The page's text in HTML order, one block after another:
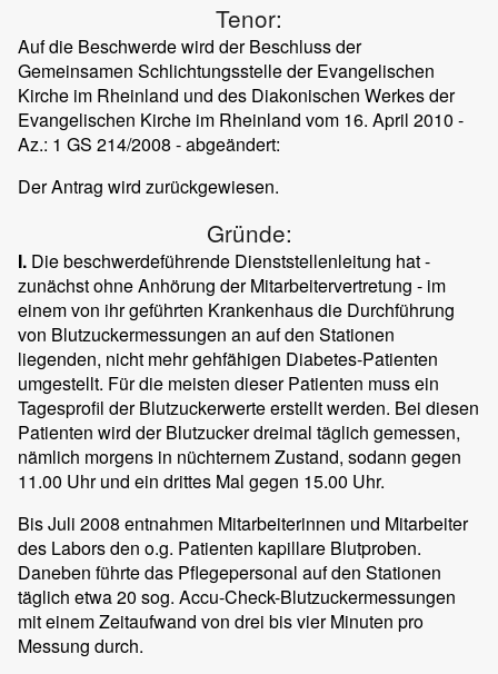
Tenor:
Auf die Beschwerde wird der Beschluss der
Gemeinsamen Schlichtungsstelle der Evangelischen
Kirche im Rheinland und des Diakonischen Werkes der
Evangelischen Kirche im Rheinland vom 16. April 2010 -
Az.: 1 GS 214/2008 - abgeändert:
Der Antrag wird zurückgewiesen.
Gründe:
I. Die beschwerdeführende Dienststellenleitung hat -
zunächst ohne Anhörung der Mitarbeitervertretung - im
einem von ihr geführten Krankenhaus die Durchführung
von Blutzuckermessungen an auf den Stationen
liegenden, nicht mehr gehfähigen Diabetes-Patienten
umgestellt. Für die meisten dieser Patienten muss ein
Tagesprofil der Blutzuckerwerte erstellt werden. Bei diesen
Patienten wird der Blutzucker dreimal täglich gemessen,
nämlich morgens in nüchternem Zustand, sodann gegen
11.00 Uhr und ein drittes Mal gegen 15.00 Uhr.
Bis Juli 2008 entnahmen Mitarbeiterinnen und Mitarbeiter
des Labors den o.g. Patienten kapillare Blutproben.
Daneben führte das Pflegepersonal auf den Stationen
täglich etwa 20 sog. Accu-Check-Blutzuckermessungen
mit einem Zeitaufwand von drei bis vier Minuten pro
Messung durch.